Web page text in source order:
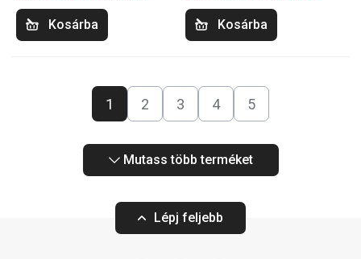
Kosárba Kosárba
1 2 3 4 5
Mutass több terméket
Lépj feljebb